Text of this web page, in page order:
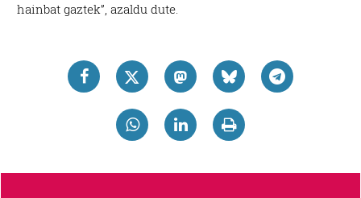
hainbat gaztek”, azaldu dute.